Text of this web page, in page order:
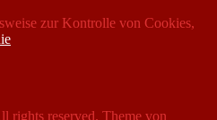
zur Kontrolle von Cookies,
rights reserved. Theme von